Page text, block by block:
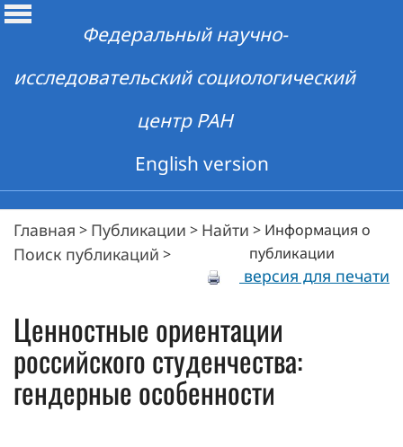
Федеральный научно-
исследовательский социологический
центр РАН
English version
Главная > Публикации > Найти >
Поиск публикаций >
Информация о
публикации
версия для печати
Ценностные ориентации
российского студенчества:
гендерные особенности